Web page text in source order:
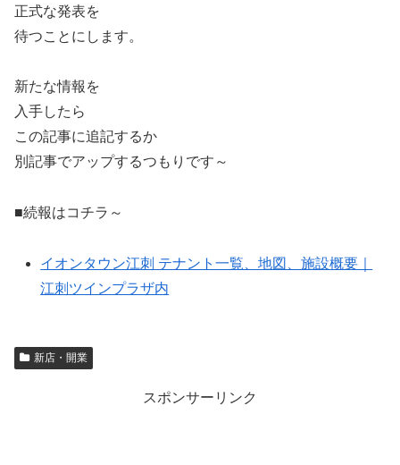
正式な発表を
待つことにします。
新たな情報を
入手したら
この記事に追記するか
別記事でアップするつもりです～
■続報はコチラ～
イオンタウン江刺 テナント一覧、地図、施設概要｜
江刺ツインプラザ内
新店・開業
スポンサーリンク